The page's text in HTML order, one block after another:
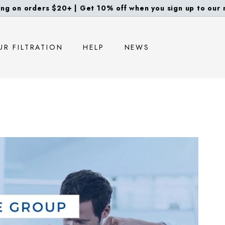
on orders $20+ | Get 10% off when you sign up to our
FILTRATION HELP NEWS